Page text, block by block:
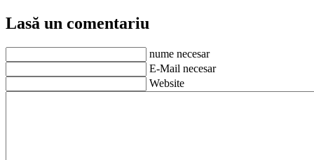
Lasă un comentariu
nume necesar
E-Mail necesar
Website